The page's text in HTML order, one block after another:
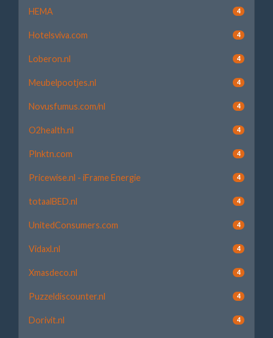
HEMA 4
Hotelsviva.com 4
Loberon.nl 4
Meubelpootjes.nl 4
Novusfumus.com/nl 4
O2health.nl 4
Plnktn.com 4
Pricewise.nl - iFrame Energie 4
totaalBED.nl 4
UnitedConsumers.com 4
Vidaxl.nl 4
Xmasdeco.nl 4
Puzzeldiscounter.nl 4
Dorivit.nl 4